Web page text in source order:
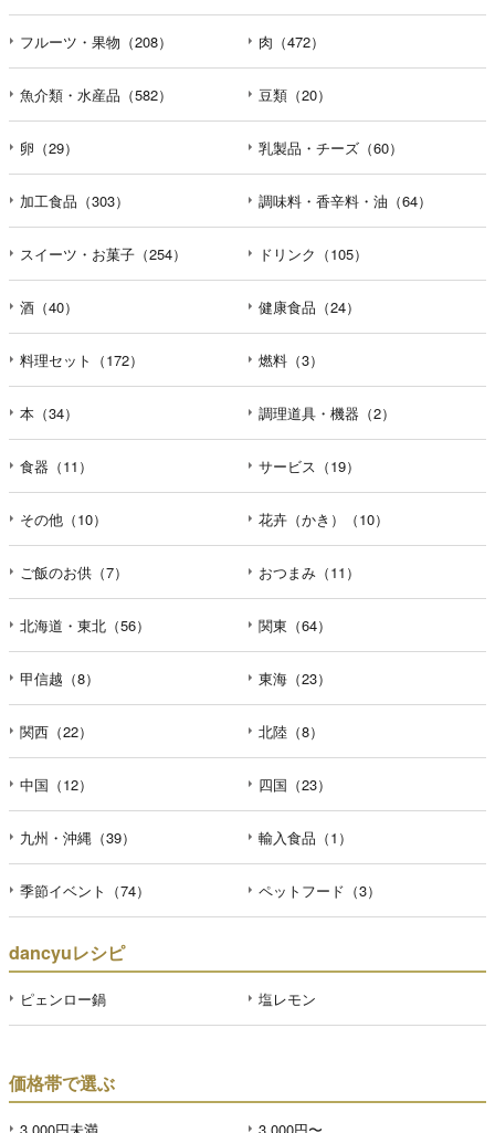
フルーツ・果物（208） 肉（472）
魚介類・水産品（582） 豆類（20）
卵（29） 乳製品・チーズ（60）
加工食品（303） 調味料・香辛料・油（64）
スイーツ・お菓子（254） ドリンク（105）
酒（40） 健康食品（24）
料理セット（172） 燃料（3）
本（34） 調理道具・機器（2）
食器（11） サービス（19）
その他（10） 花卉（かき）（10）
ご飯のお供（7） おつまみ（11）
北海道・東北（56） 関東（64）
甲信越（8） 東海（23）
関西（22） 北陸（8）
中国（12） 四国（23）
九州・沖縄（39） 輸入食品（1）
季節イベント（74） ペットフード（3）
dancyuレシピ
ピェンロー鍋 塩レモン
価格帯で選ぶ
3,000円未満 3,000円〜